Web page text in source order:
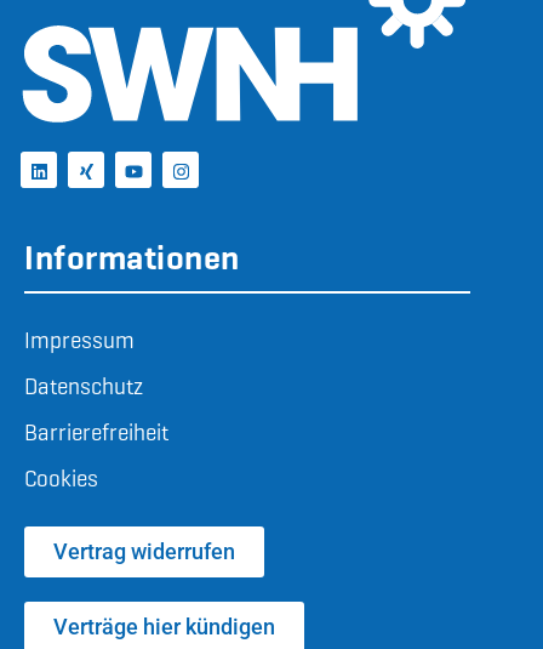
Informationen
Impressum
Datenschutz
Barrierefreiheit
Cookies
Vertrag widerrufen
Verträge hier kündigen